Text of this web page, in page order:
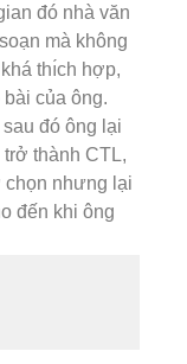
đó nhà văn
mà không
thı́ch hợp,
của ông.
đó ông lại
thành CTL,
chọn nhưng lại
đến khi ông